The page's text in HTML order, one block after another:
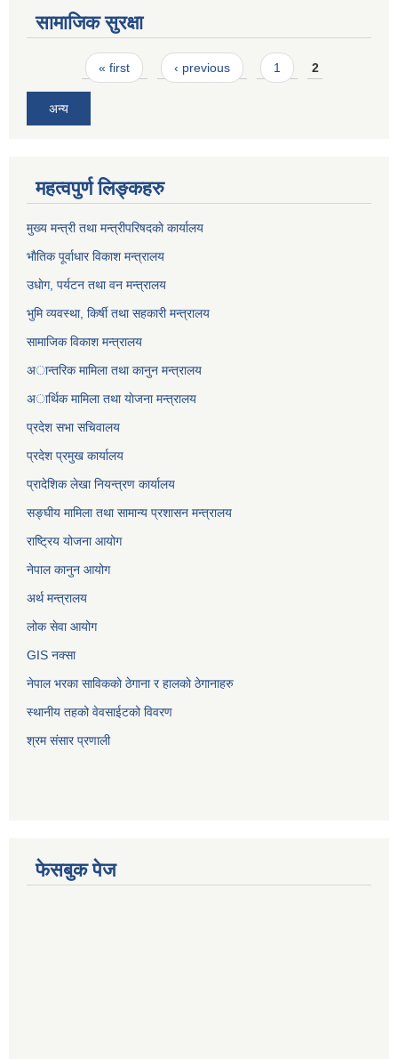
सामाजिक सुरक्षा
Pages« first ‹ previous 1 2
अन्य
महत्वपुर्ण लिङ्कहरु
मुख्य मन्त्री तथा मन्त्रीपरिषदकाे कार्यालय
भाैतिक पूर्वाधार विकाश मन्त्रालय
उधाेग, पर्यटन तथा वन मन्त्रालय
भुमि व्यवस्था, किर्षी तथा सहकारी मन्त्रालय
सामाजिक विकाश मन्त्रालय
अान्तरिक मामिला तथा कानुन मन्त्रालय
अार्थिक मामिला तथा याेजना मन्त्रालय
प्रदेश सभा सचिवालय
प्रदेश प्रमुख कार्यालय
प्रादेशिक लेखा नियन्त्रण कार्यालय
सङ्‍घीय मामिला तथा सामान्य प्रशासन मन्त्रालय
राष्ट्रिय योजना आयोग
नेपाल कानुन आयोग
अर्थ मन्त्रालय
लोक सेवा आयोग
GIS नक्सा
नेपाल भरका साविककाे ठेगाना र हालकाे ठेगानाहरु
स्थानीय तहको वेवसाईटको विवरण
श्रम संसार प्रणाली
फेसबुक पेज